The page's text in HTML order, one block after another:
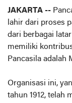
JAKARTA --
lahir dari proses
dari berbagai
memiliki
Pancasila adalah
Organisasi ini,
tahun 1912, telah